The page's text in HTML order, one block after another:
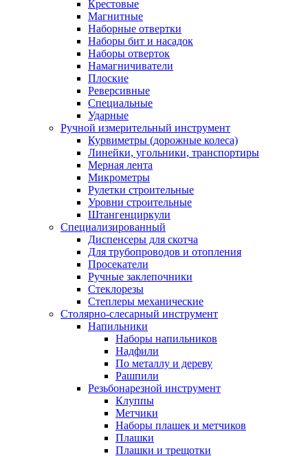
Крестовые
Магнитные
Наборные отвертки
Наборы бит и насадок
Наборы отверток
Намагничиватели
Плоские
Реверсивные
Специальные
Ударные
Ручной измерительный инструмент
Курвиметры (дорожные колеса)
Линейки, угольники, транспортиры
Мерная лента
Микрометры
Рулетки строительные
Уровни строительные
Штангенциркули
Специализированный
Диспенсеры для скотча
Для трубопроводов и отопления
Просекатели
Ручные заклепочники
Стеклорезы
Степлеры механические
Столярно-слесарный инструмент
Напильники
Наборы напильников
Надфили
По металлу и дереву
Рашпили
Резьбонарезной инструмент
Клуппы
Метчики
Наборы плашек и метчиков
Плашки
Плашки и трещотки